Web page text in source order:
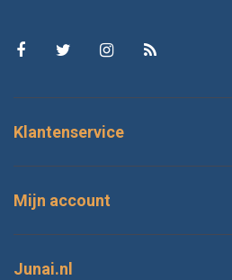
Klantenservice
Mijn account
Junai.nl